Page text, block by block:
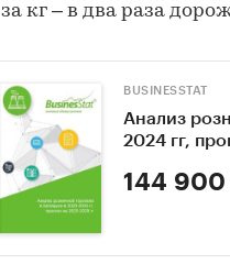
кг – в два раза
BUSINESSTAT
Анализ
2024 гг,
144 900